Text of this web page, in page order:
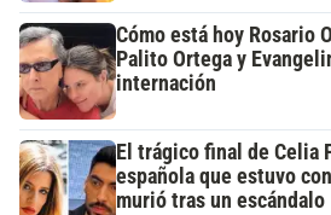
Cómo está hoy Rosario
Palito Ortega y
internación
El trágico final de Celia
española que estuvo
murió tras un escándalo